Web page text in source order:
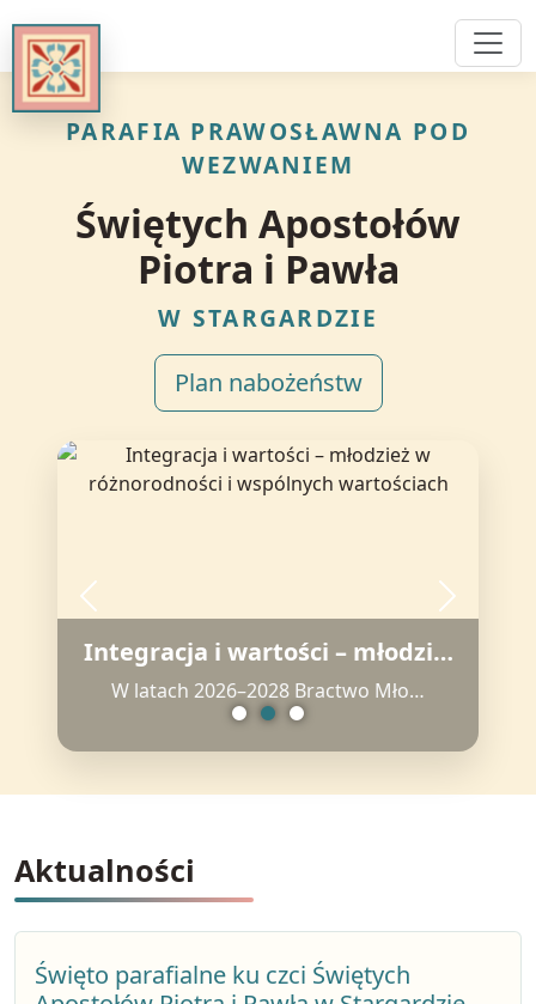
PARAFIA PRAWOSŁAWNA POD
WEZWANIEM
Świętych Apostołów
Piotra i Pawła
W STARGARDZIE
Plan nabożeństw
Integracja i wartości – młodzi…
W latach 2026–2028 Bractwo Mło…
Poprzedni Następny
Aktualności
Święto parafialne ku czci Świętych